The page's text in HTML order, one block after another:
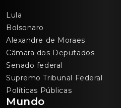
Lula
Bolsonaro
Alexandre de Moraes
Câmara dos Deputados
Senado federal
Supremo Tribunal Federal
Políticas Públicas
Mundo